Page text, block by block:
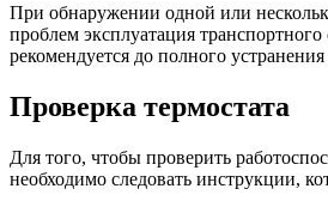
При обнаружении одной или
проблем эксплуатация транспортного
рекомендуется до полного
Проверка термостата
Для того, чтобы проверить
необходимо следовать инструкции,